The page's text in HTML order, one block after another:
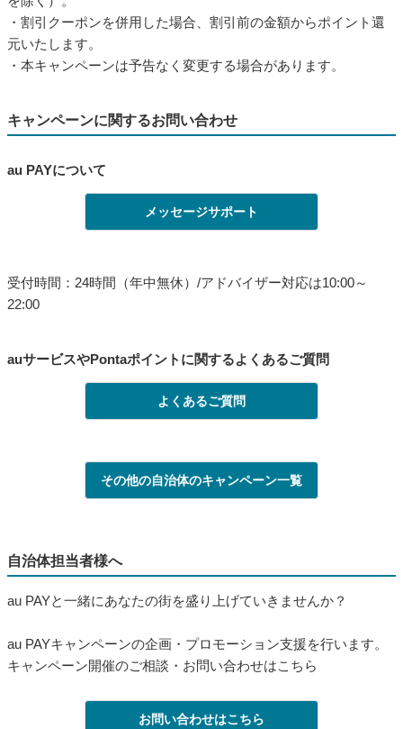
・割引クーポンを併用した場合、割引前の金額からポイント還
元いたします。
・本キャンペーンは予告なく変更する場合があります。
キャンペーンに関するお問い合わせ
au PAYについて
メッセージサポート
受付時間：24時間（年中無休）/アドバイザー対応は10:00～
22:00
auサービスやPontaポイントに関するよくあるご質問
よくあるご質問
その他の自治体のキャンペーン一覧
自治体担当者様へ
au PAYと一緒にあなたの街を盛り上げていきませんか？
au PAYキャンペーンの企画・プロモーション支援を行います。
キャンペーン開催のご相談・お問い合わせはこちら
お問い合わせはこちら